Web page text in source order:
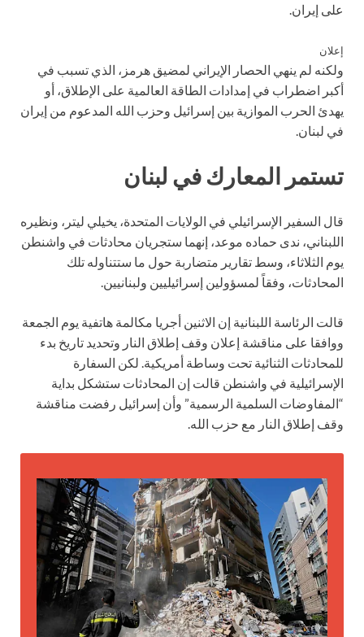
على إيران.
إعلان
ولكنه لم ينهي الحصار الإيراني لمضيق هرمز، الذي تسبب في
أكبر اضطراب في إمدادات الطاقة العالمية على الإطلاق، أو
يهدئ الحرب الموازية بين إسرائيل وحزب الله المدعوم من إيران
في لبنان.
تستمر المعارك في لبنان
قال السفير الإسرائيلي في الولايات المتحدة، يخيلي ليتر، ونظيره
اللبناني، ندى حماده موعد، إنهما ستجريان محادثات في واشنطن
يوم الثلاثاء، وسط تقارير متضاربة حول ما ستتناوله تلك
المحادثات، وفقاً لمسؤولين إسرائيليين ولبنانيين.
قالت الرئاسة اللبنانية إن الاثنين أجريا مكالمة هاتفية يوم الجمعة
ووافقا على مناقشة إعلان وقف إطلاق النار وتحديد تاريخ بدء
للمحادثات الثنائية تحت وساطة أمريكية. لكن السفارة
الإسرائيلية في واشنطن قالت إن المحادثات ستشكل بداية
“المفاوضات السلمية الرسمية” وأن إسرائيل رفضت مناقشة
وقف إطلاق النار مع حزب الله.